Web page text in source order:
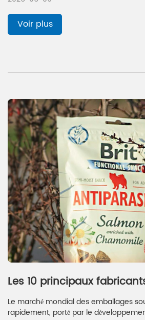
asymétrique.
Voir plus
Les 10 principaux
flexibles en 2026
Le marché mondial des emballages
rapidement, porté par le